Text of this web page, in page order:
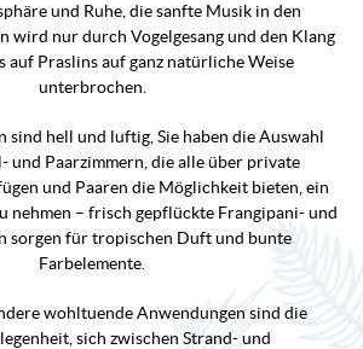
und Ruhe, die sanfte Musik in den
wird nur durch Vogelgesang und den Klang
auf Praslins auf ganz natürliche Weise
unterbrochen.
sind hell und luftig, Sie haben die Auswahl
und Paarzimmern, die alle über private
und Paaren die Möglichkeit bieten, ein
nehmen – frisch gepflückte Frangipani- und
sorgen für tropischen Duft und bunte
Farbelemente.
wohltuende Anwendungen sind die
sich zwischen Strand- und